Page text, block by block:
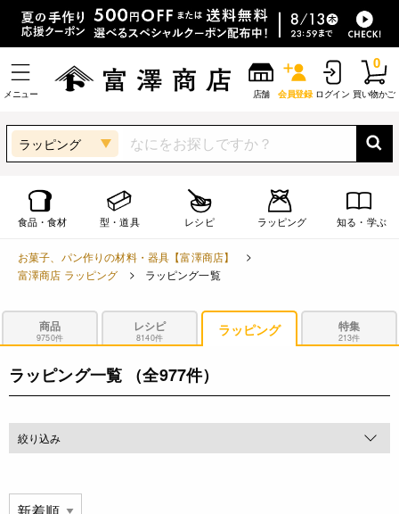
メニュー 店舗 会員登録 ログイン 買い物かご
0
ラッピング
食品・食材 型・道具 レシピ ラッピング 知る・学ぶ
お菓子、パン作りの材料・器具【富澤商店】
富澤商店 ラッピング
ラッピング一覧
商品
9750件
レシピ
8140件 ラッピング 特集
213件
ラッピング一覧 （全977件）
絞り込み